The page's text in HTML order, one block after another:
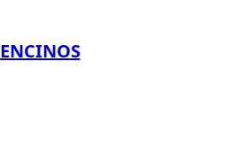
ENCINOS